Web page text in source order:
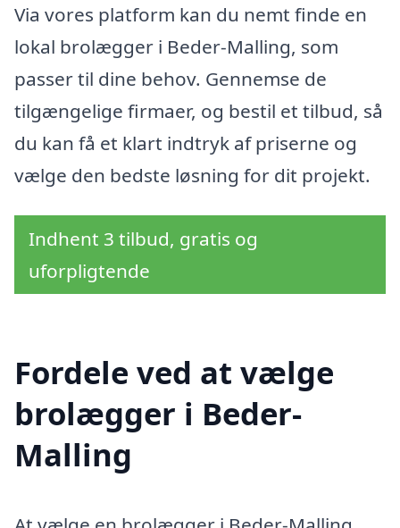
Via vores platform kan du nemt finde en
lokal brolægger i Beder-Malling, som
passer til dine behov. Gennemse de
tilgængelige firmaer, og bestil et tilbud, så
du kan få et klart indtryk af priserne og
vælge den bedste løsning for dit projekt.
Indhent 3 tilbud, gratis og
uforpligtende
Fordele ved at vælge
brolægger i Beder-
Malling